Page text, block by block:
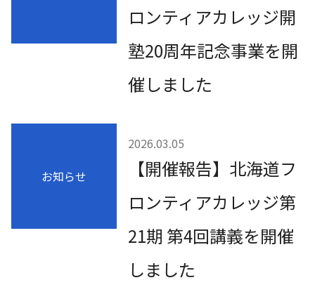
ロンティアカレッジ開
塾20周年記念事業を開
催しました
お知らせ
2026.03.05
【開催報告】北海道フ
ロンティアカレッジ第
21期 第4回講義を開催
しました